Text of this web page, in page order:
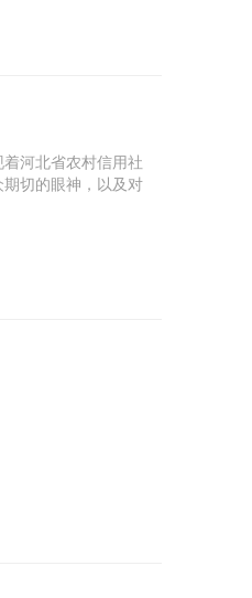
河北省农村信用社
切的眼神，以及对